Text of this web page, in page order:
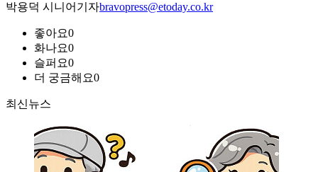
박용덕 시니어기자bravopress@etoday.co.kr
좋아요0
화나요0
슬퍼요0
더 궁금해요0
최신뉴스